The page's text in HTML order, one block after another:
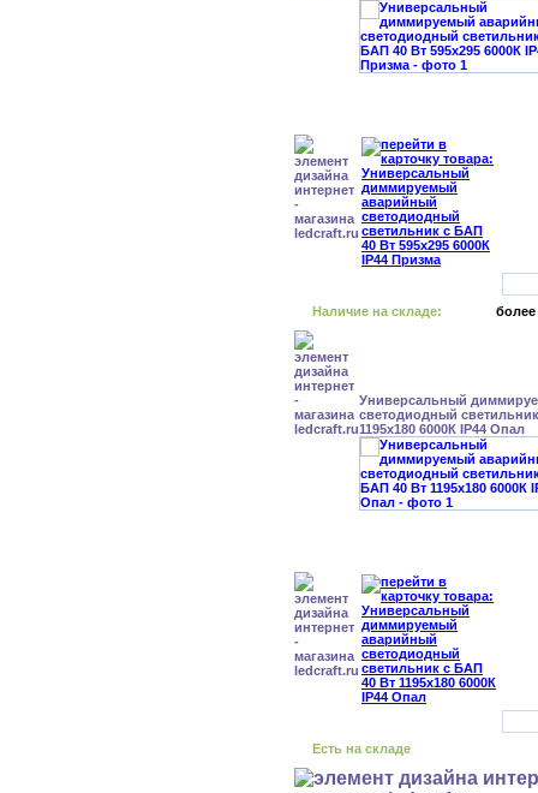
Наличие на складе: более
Универсальный
светодиодный
1195x180 6000К IP44 Опал
Есть на складе